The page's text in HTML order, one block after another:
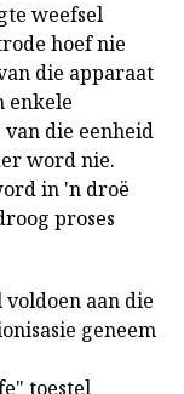
weefsel
hoef nie
die apparaat
enkele
die eenheid
word nie.
in 'n droë
proses
aan die
geneem
toestel